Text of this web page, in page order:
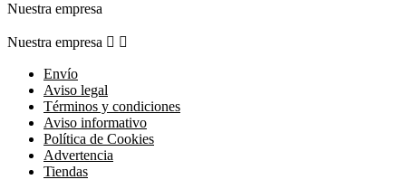
Nuestra empresa
Nuestra empresa  
Envío
Aviso legal
Términos y condiciones
Aviso informativo
Política de Cookies
Advertencia
Tiendas